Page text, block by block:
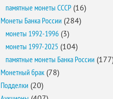
памятные монеты СССР (16)
Монеты Банка России (284)
монеты 1992-1996 (3)
монеты 1997-2025 (104)
памятные монеты Банка России
Монетный брак (78)
Подделки (20)